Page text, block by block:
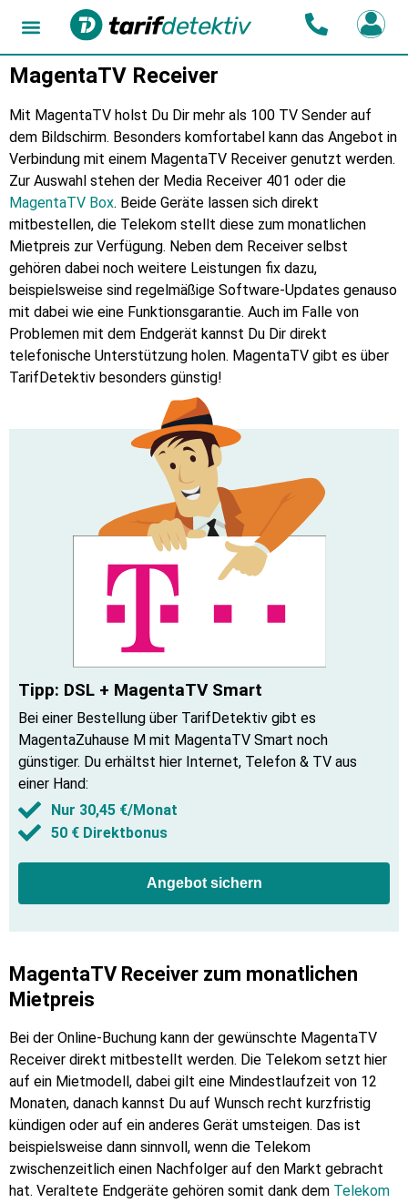
MagentaTV Receiver
Mit MagentaTV holst Du Dir mehr als 100 TV Sender auf
dem Bildschirm. Besonders komfortabel kann das Angebot in
Verbindung mit einem MagentaTV Receiver genutzt werden.
Zur Auswahl stehen der Media Receiver 401 oder die
MagentaTV Box. Beide Geräte lassen sich direkt
mitbestellen, die Telekom stellt diese zum monatlichen
Mietpreis zur Verfügung. Neben dem Receiver selbst
gehören dabei noch weitere Leistungen fix dazu,
beispielsweise sind regelmäßige Software-Updates genauso
mit dabei wie eine Funktionsgarantie. Auch im Falle von
Problemen mit dem Endgerät kannst Du Dir direkt
telefonische Unterstützung holen. MagentaTV gibt es über
TarifDetektiv besonders günstig!
Tipp: DSL + MagentaTV Smart
Bei einer Bestellung über TarifDetektiv gibt es
MagentaZuhause M mit MagentaTV Smart noch
günstiger. Du erhältst hier Internet, Telefon & TV aus
einer Hand:
Nur 30,45 €/Monat
50 € Direktbonus
Angebot sichern
MagentaTV Receiver zum monatlichen
Mietpreis
Bei der Online-Buchung kann der gewünschte MagentaTV
Receiver direkt mitbestellt werden. Die Telekom setzt hier
auf ein Mietmodell, dabei gilt eine Mindestlaufzeit von 12
Monaten, danach kannst Du auf Wunsch recht kurzfristig
kündigen oder auf ein anderes Gerät umsteigen. Das ist
beispielsweise dann sinnvoll, wenn die Telekom
zwischenzeitlich einen Nachfolger auf den Markt gebracht
hat. Veraltete Endgeräte gehören somit dank dem Telekom